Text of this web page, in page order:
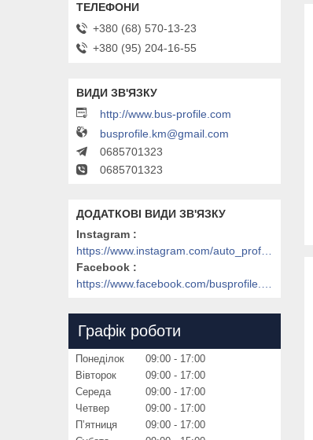
+380 (68) 570-13-23
+380 (95) 204-16-55
http://www.bus-profile.com
busprofile.km@gmail.com
0685701323
0685701323
Instagram
Facebook
Графік роботи
Понеділок 09:00
17:00
Вівторок
09:00
17:00
Середа
09:00
17:00
Четвер
09:00
17:00
Пʼятниця
09:00
17:00